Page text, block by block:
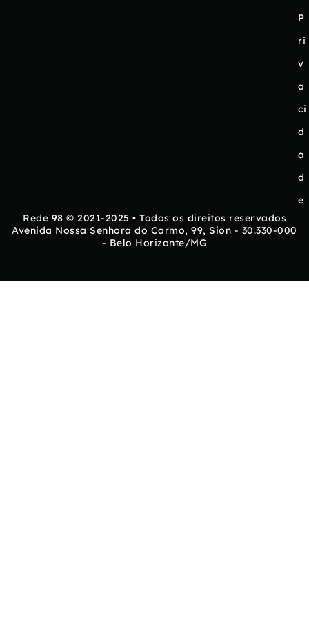
P
ri
v
a
ci
d
a
d
e
Rede 98 © 2021-2025 • Todos os direitos reservados
Avenida Nossa Senhora do Carmo, 99, Sion - 30.330-000
- Belo Horizonte/MG